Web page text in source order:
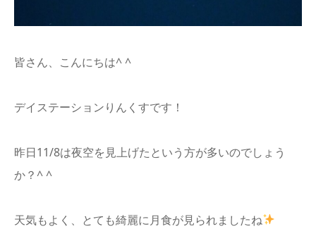
皆さん、こんにちは^ ^
デイステーションりんくすです！
昨日11/8は夜空を見上げたという方が多いのでしょう
か？^ ^
天気もよく、とても綺麗に月食が見られましたね
info